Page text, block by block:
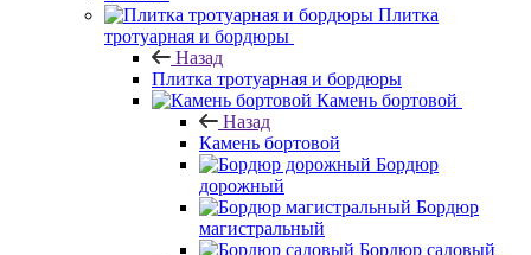
Плитка
тротуарная и бордюры
Назад
Плитка тротуарная и бордюры
Камень бортовой
Назад
Камень бортовой
Бордюр
дорожный
Бордюр
магистральный
Бордюр садовый